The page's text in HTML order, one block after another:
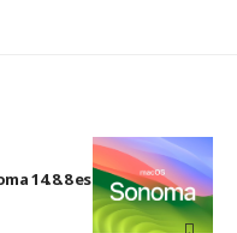
14.8.8 están